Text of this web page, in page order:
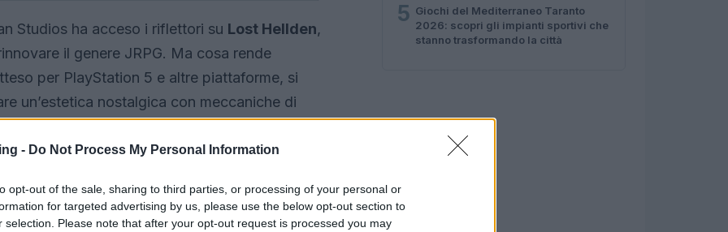
- Do Not Process My Personal Information
opt-out of the sale, sharing to third parties, or processing of your personal or
for targeted advertising by us, please use the below opt-out section to
selection. Please note that after your opt-out request is processed you may
Studios ha acceso i riflettori su Lost Hellden,
il genere JRPG. Ma cosa rende
per PlayStation 5 e altre piattaforme, si
un’estetica nostalgica con meccaniche di
veterani che dei neofiti del genere.
Lost Hellden e quali opportunità offre agli
5 Giochi del Mediterraneo Taranto
2026: scopri gli impianti sportivi che
stanno trasformando la città